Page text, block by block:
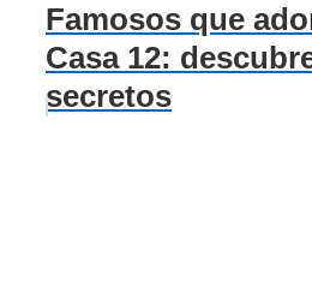
Famosos que
Casa 12:
secretos